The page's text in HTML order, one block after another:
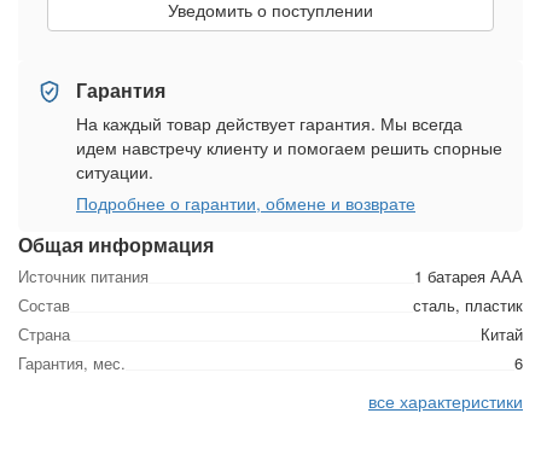
Общая информация
Источник питания
1 батарея ААА
Состав
сталь, пластик
Страна
Китай
Гарантия, мес.
6
все характеристики
Уведомить о поступлении
Гарантия
На каждый товар действует гарантия. Мы всегда
идем навстречу клиенту и помогаем решить спорные
ситуации.
Подробнее о гарантии, обмене и возврате